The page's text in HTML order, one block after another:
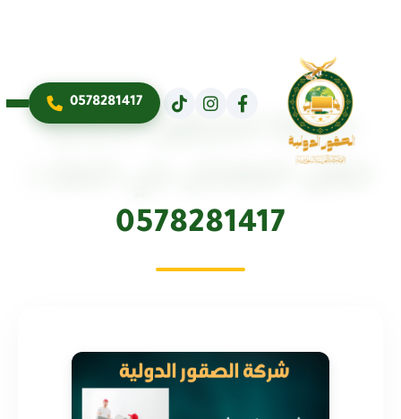
0578281417
شركة الصقور الدولية
0578281417